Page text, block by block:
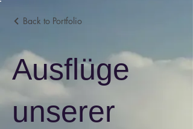
Back to Portfolio
Ausflüge
unserer